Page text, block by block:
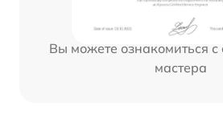
Вы можете ознакомиться с
мастера